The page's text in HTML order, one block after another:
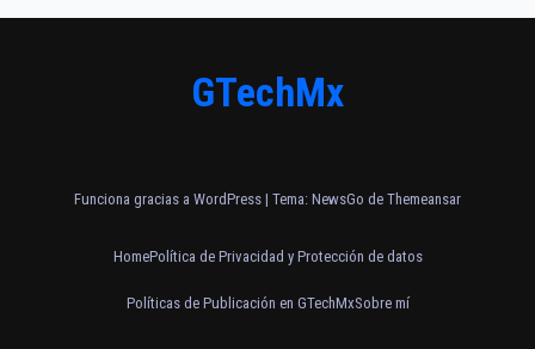
GTechMx
Funciona gracias a WordPress | Tema: NewsGo de Themeansar
HomePolítica de Privacidad y Protección de datos
Políticas de Publicación en GTechMxSobre mí